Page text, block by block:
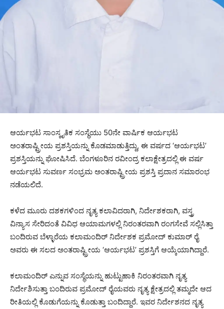
ಆರ್ಯಭಟ ಸಾಂಸ್ಕೃತಿಕ ಸಂಸ್ಥೆಯು 50ನೇ ವಾರ್ಷಿಕ ಆರ್ಯಭಟ
ಅಂತರಾಷ್ಟ್ರೀಯ ಪ್ರಶಸ್ತಿಯನ್ನು ಕೊಡಮಾಡುತ್ತಿದ್ದು, ಈ ವರ್ಷದ ‘ಆರ್ಯಭಟ’
ಪ್ರಶಸ್ತಿಯನ್ನು ಘೋಷಿಸಿದೆ. ಬೆಂಗಳೂರಿನ ರವೀಂದ್ರ ಕಲಾಕ್ಷೇತ್ರದಲ್ಲಿ ಈ ವರ್ಷ
ಆರ್ಯಭಟ ಸುವರ್ಣ ಸಂಭ್ರಮ ಅಂತರಾಷ್ಟ್ರೀಯ ಪ್ರಶಸ್ತಿ ಪ್ರದಾನ ಸಮಾರಂಭ
ನಡೆಯಲಿದೆ.
ಕಳೆದ ಮೂರು ದಶಕಗಳಿಂದ ನೃತ್ಯ ಕಲಾವಿದರಾಗಿ, ನಿರ್ದೇಶಕರಾಗಿ, ವಸ್ತ್ರ
ವಿನ್ಯಾಸ ಸೇರಿದಂತೆ ವಿವಿಧ ಆಯಾಮಗಳಲ್ಲಿ ನಿರಂತರವಾಗಿ ರಂಗಸೇವೆ ಸಲ್ಲಿಸಿತ್ತಾ
ಬಂದಿರುವ ಬೆಳ್ಳಾರೆಯ ಕಲಾಮಂದಿರ್ ನಿರ್ದೇಶಕ ಪ್ರಮೋದ್ ಕುಮಾರ್ ರೈ
ಅವರು ಈ ಸಲದ ಅಂತರಾಷ್ಟ್ರೀಯ ‘ಆರ್ಯಭಟ’ ಪ್ರಶಸ್ತಿಗೆ ಆಯ್ಕೆಯಾಗಿದ್ದಾರೆ.
ಕಲಾಮಂದಿರ್ ಎನ್ನುವ ಸಂಸ್ಥೆಯನ್ನು ಹುಟ್ಟುಹಾಕಿ ನಿರಂತರವಾಗಿ ನೃತ್ಯ
ನಿರ್ದೇಶಿಸುತ್ತಾ ಬಂದಿರುವ ಪ್ರಮೋದ್ ರೈಯವರು ನೃತ್ಯ ಕ್ಷೇತ್ರದಲ್ಲಿ ತಮ್ಮದೇ ಆದ
ರೀತಿಯಲ್ಲಿ ಕೊಡುಗೆಯನ್ನು ಕೊಡುತ್ತಾ ಬಂದಿದ್ದಾರೆ. ಇವರ ನಿರ್ದೇಶನದ ನೃತ್ಯ